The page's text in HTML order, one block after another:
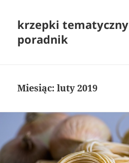
krzepki tematyczny
poradnik
Miesiąc:luty 2019